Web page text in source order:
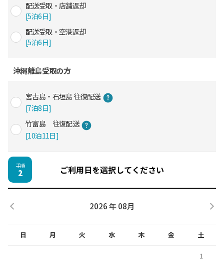
配送受取・店舗返却
[5泊6日]
配送受取・空港返却
[5泊6日]
沖縄離島受取の方
宮古島・石垣島 往復配送
[7泊8日]
竹富島 往復配送
[10泊11日]
手順
2 ご利用日を選択してください
2026 年 08月
日 月 火 水 木 金 土
1